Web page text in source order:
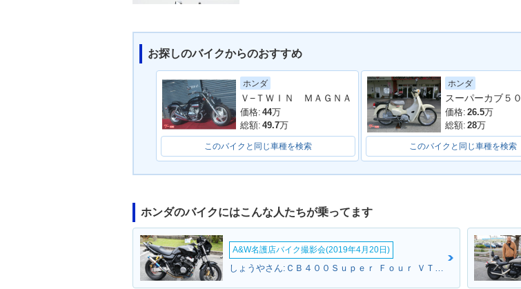
1995年 MAGNA 50・新
お探しのバイクからのおすすめ
ホンダ
Ｖ−ＴＷＩＮ ＭＡＧＮＡ
価格: 44万
総額: 49.7万
このバイクと同じ車種を検索
ホンダ
スーパーカブ５０
価格: 26.5万
総額: 28万
このバイクと同じ車種を検索
ホンダのバイクにはこんな人たちが乗ってます
A&W名護店バイク撮影会(2019年4月20日)
しょうやさん:ＣＢ４００Ｓｕｐｅｒ Ｆｏｕｒ ＶＴＥＣ ＳＰＥＣ３(ホンダ)